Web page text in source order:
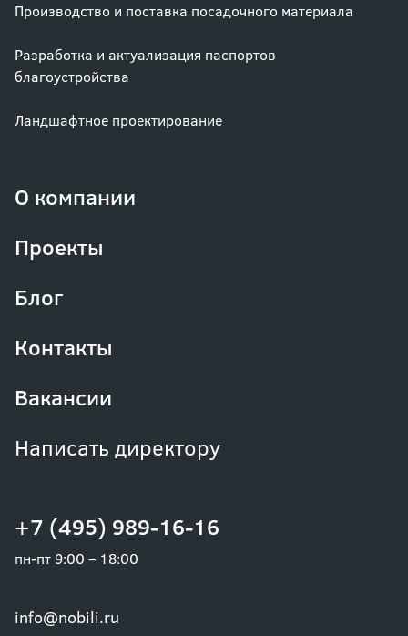
+7 (495) 989-16-16
пн-пт 9:00 – 18:00
info@nobili.ru
Производство и поставка посадочного материала
Разработка и актуализация паспортов
благоустройства
Ландшафтное проектирование
О компании
Проекты
Блог
Контакты
Вакансии
Написать директору